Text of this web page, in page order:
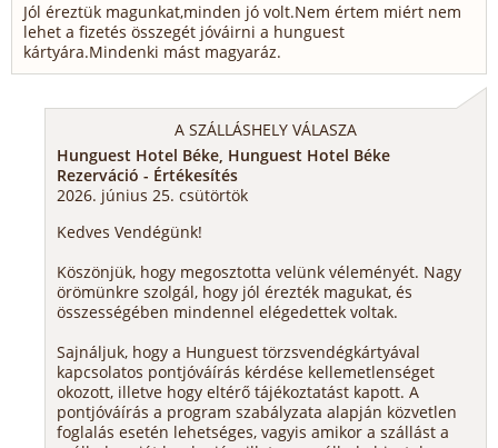
Jól éreztük magunkat,minden jó volt.Nem értem miért nem
lehet a fizetés összegét jóváirni a hunguest
kártyára.Mindenki mást magyaráz.
A SZÁLLÁSHELY VÁLASZA
Hunguest Hotel Béke, Hunguest Hotel Béke
Rezerváció - Értékesítés
2026. június 25. csütörtök
Kedves Vendégünk!
Köszönjük, hogy megosztotta velünk véleményét. Nagy
örömünkre szolgál, hogy jól érezték magukat, és
összességében mindennel elégedettek voltak.
Sajnáljuk, hogy a Hunguest törzsvendégkártyával
kapcsolatos pontjóváírás kérdése kellemetlenséget
okozott, illetve hogy eltérő tájékoztatást kapott. A
pontjóváírás a program szabályzata alapján közvetlen
foglalás esetén lehetséges, vagyis amikor a szállást a